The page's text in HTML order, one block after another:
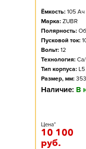
Ёмкость: 105 Ач
Марка: ZUBR
Полярность:
Пусковой ток:
Вольт: 12
Технология:
Тип корпуса:
Размер, мм:
Наличие: В
Цена*
10 100
руб.